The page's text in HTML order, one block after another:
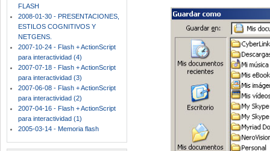
FLASH
2008-01-30 - PRESENTACIONES,
ESTILOS COGNITIVOS Y
NETGENS.
2007-10-24 - Flash + ActionScript
para interactividad (4)
2007-07-18 - Flash + ActionScript
para interactividad (3)
2007-06-08 - Flash + ActionScript
para interactividad (2)
2007-04-16 - Flash + ActionScript
para interactividad (1)
2005-03-14 - Memoria flash